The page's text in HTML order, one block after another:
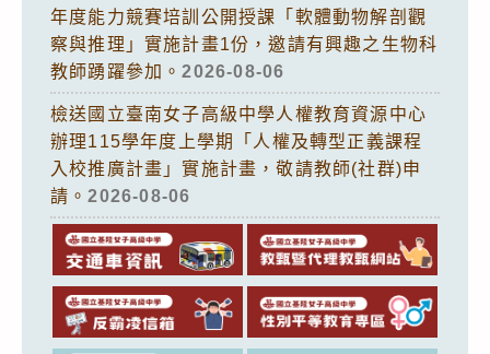
年度能力競賽培訓公開授課「軟體動物解剖觀
察與推理」實施計畫1份，邀請有興趣之生物科
教師踴躍參加。2026-08-06
檢送國立臺南女子高級中學人權教育資源中心
辦理115學年度上學期「人權及轉型正義課程
入校推廣計畫」實施計畫，敬請教師(社群)申
請。2026-08-06